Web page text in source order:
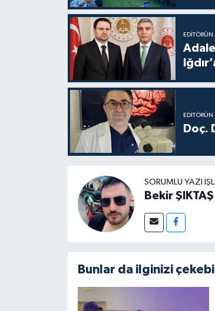
EDITÖRÜN
EDITÖRÜN
Doç.
SORUMLU YAZI
Bekir ŞIKTAŞ
Bunlar da ilginizi